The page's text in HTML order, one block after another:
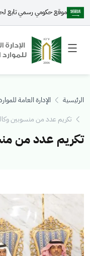
موقع حكومي رسمي تابع
Toggle
menu
Toggle
secondary
menu
الرئيسية الإدارة العامة
تكريم عدد من منسوبين
تكريم عدد من